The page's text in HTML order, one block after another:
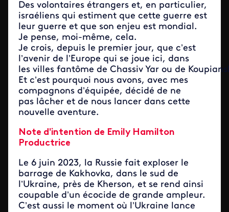
Des volontaires étrangers et, en particulier,
israéliens qui estiment que cette guerre est
leur guerre et que son enjeu est mondial.
Je pense, moi-même, cela.
Je crois, depuis le premier jour, que c’est
l’avenir de l’Europe qui se joue ici, dans
les villes fantôme de Chassiv Yar ou de
Et c’est pourquoi nous avons, avec mes
compagnons d’équipée, décidé de ne
pas lâcher et de nous lancer dans cette
nouvelle aventure.
Note d'intention de Emily Hamilton
Productrice
Le 6 juin 2023, la Russie fait exploser le
barrage de Kakhovka, dans le sud de
l’Ukraine, près de Kherson, et se rend ainsi
coupable d’un écocide de grande ampleur.
C’est aussi le moment où l’Ukraine lance